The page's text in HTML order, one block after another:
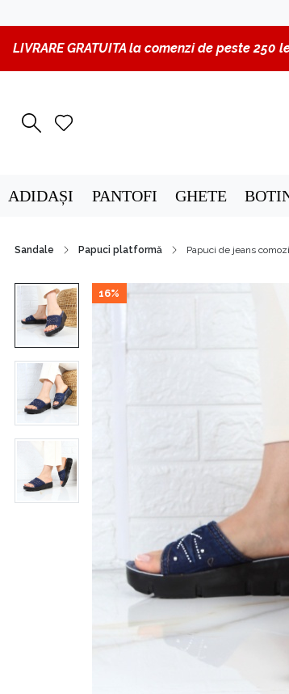
LIVRARE GRATUITA la comenzi de peste
ADIDAȘI PANTOFI GHETE
Sandale Papuci platformă Papuci de jeans
16%